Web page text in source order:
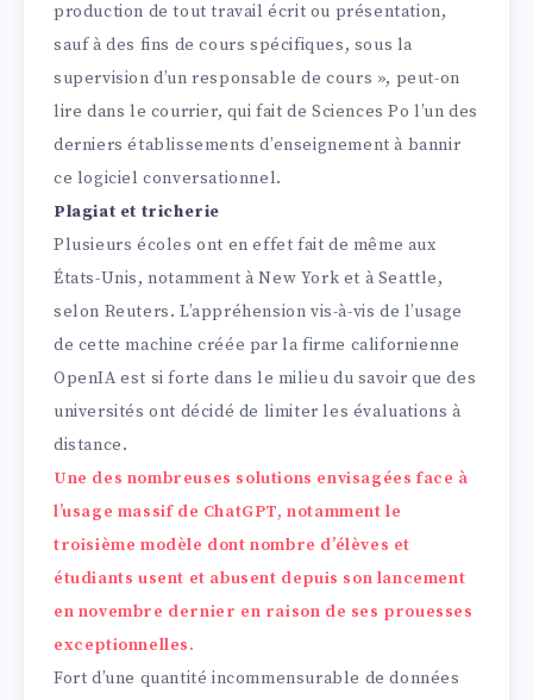
production de tout travail écrit ou présentation,
sauf à des fins de cours spécifiques, sous la
supervision d’un responsable de cours », peut-on
lire dans le courrier, qui fait de Sciences Po l’un des
derniers établissements d’enseignement à bannir
ce logiciel conversationnel.
Plagiat et tricherie
Plusieurs écoles ont en effet fait de même aux
États-Unis, notamment à New York et à Seattle,
selon Reuters. L’appréhension vis-à-vis de l’usage
de cette machine créée par la firme californienne
OpenIA est si forte dans le milieu du savoir que des
universités ont décidé de limiter les évaluations à
distance.
Une des nombreuses solutions envisagées face à
l’usage massif de ChatGPT, notamment le
troisième modèle dont nombre d’élèves et
étudiants usent et abusent depuis son lancement
en novembre dernier en raison de ses prouesses
exceptionnelles.
Fort d’une quantité incommensurable de données